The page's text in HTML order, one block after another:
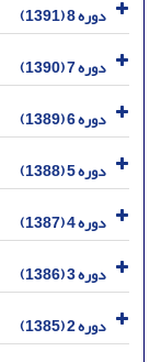
دوره 8 (1391)
دوره 7 (1390)
دوره 6 (1389)
دوره 5 (1388)
دوره 4 (1387)
دوره 3 (1386)
دوره 2 (1385)